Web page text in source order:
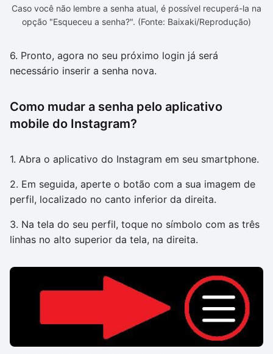
Caso você não lembre a senha atual, é possível recuperá-la na
opção "Esqueceu a senha?". (Fonte: Baixaki/Reprodução)
6. Pronto, agora no seu próximo login já será
necessário inserir a senha nova.
Como mudar a senha pelo aplicativo
mobile do Instagram?
1. Abra o aplicativo do Instagram em seu smartphone.
2. Em seguida, aperte o botão com a sua imagem de
perfil, localizado no canto inferior da direita.
3. Na tela do seu perfil, toque no símbolo com as três
linhas no alto superior da tela, na direita.